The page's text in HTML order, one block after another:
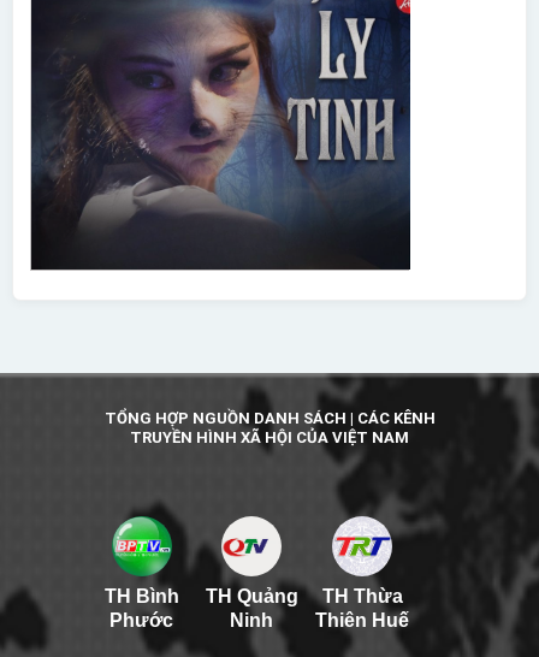
TỔNG HỢP NGUỒN DANH SÁCH | CÁC KÊNH
TRUYỀN HÌNH XÃ HỘI CỦA VIỆT NAM
TH Bình
Phước
TH Quảng
Ninh
TH Thừa
Thiên Huế